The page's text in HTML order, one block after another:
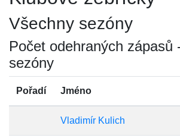
Všechny sezóny
Počet odehraných zápasů
sezóny
Pořadí Jméno
Vladimír Kulich